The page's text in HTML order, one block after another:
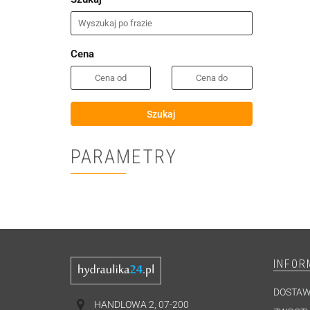
Cena
Szukaj
PARAMETRY
HANDLOWA 2, 07-200